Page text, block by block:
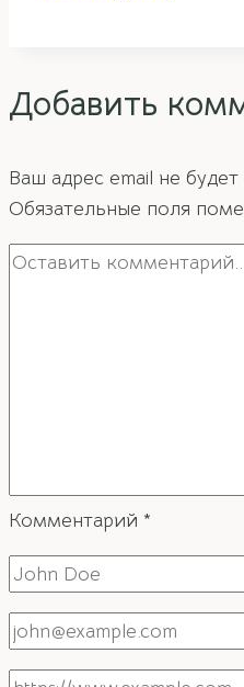
—
и
Добавить
Ваш адрес email не
Обязательные поля
Комментарий *